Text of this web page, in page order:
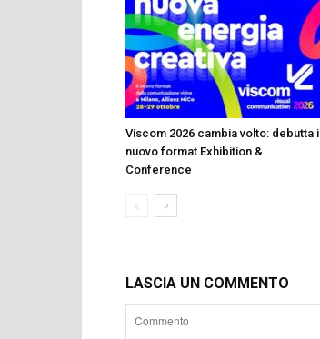
Viscom 2026 cambia volto: debutta il
nuovo format Exhibition &
Conference
LASCIA UN COMMENTO